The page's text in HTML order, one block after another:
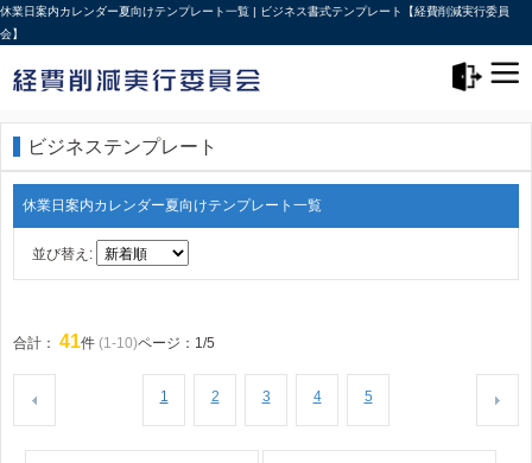
休業日案内カレンダー夏向けテンプレート一覧 | ビジネス書式テンプレート【経費削減実行委員
会】
ビジネステンプレート
休業日案内カレンダー夏向けテンプレート一覧
並び替え:
合計： 41件 (1-10)ページ：1/5
1 2 3 4 5